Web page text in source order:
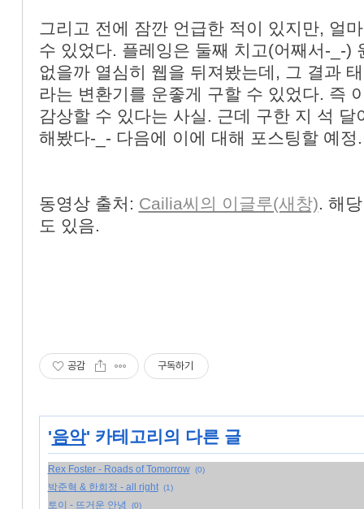
그리고 전에 잠깐 언급한 적이 있지만, 얼
수 있었다. 플레잉은 둘째 치고(어째서-_-)
없을까 열심히 웹을 뒤져봤는데, 그 결과
라는 변환기를 운좋게 구할 수 있었다. 즉
감상할 수 있다는 사실. 근데 구한 지 석
해봤다-_- 다음에 이에 대해 포스팅할 예정.
동영상 출처: Cailia씨의 이글루(새창). 해
도 있음.
공감 구독하기
'음악' 카테고리의 다른 글
Rex Foster - Roads of Tomorrow (0)
박준혁 & 한희정 - all right (1)
토이 - 뜨거운 안녕 (0)